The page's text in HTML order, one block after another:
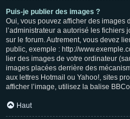
Puis-je publier des images ?
Oui, vous pouvez afficher des images
l’administrateur a autorisé les
sur le forum. Autrement, vous devez
public, exemple : http://
lier des images de votre ordinateur
images placées derrière des
aux lettres Hotmail ou Yahoo!, sites
afficher l’image, utilisez la balise
Haut